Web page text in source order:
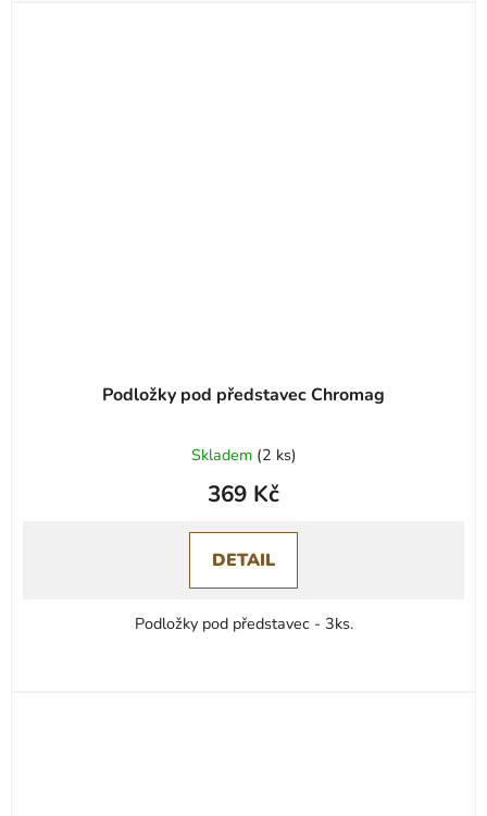
Podložky pod představec Chromag
hodnocení
produktu
5,0
z
5
Skladem (2 ks)
369 Kč
DETAIL
Podložky pod představec - 3ks.